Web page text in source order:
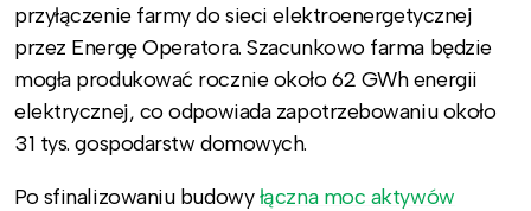
przyłączenie farmy do sieci elektroenergetycznej
przez Energę Operatora. Szacunkowo farma będzie
mogła produkować rocznie około 62 GWh energii
elektrycznej, co odpowiada zapotrzebowaniu około
31 tys. gospodarstw domowych.
Po sfinalizowaniu budowyłączna moc aktywów